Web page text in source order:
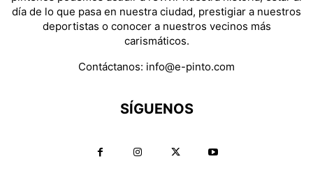
día de lo que pasa en nuestra ciudad, prestigiar a nuestros
deportistas o conocer a nuestros vecinos más
carismáticos.
Contáctanos: info@e-pinto.com
SÍGUENOS